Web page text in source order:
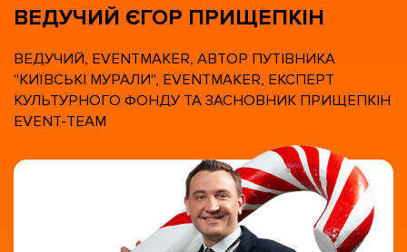
ВЕДУЧИЙ ЄГОР ПРИЩЕПКІН
ВЕДУЧИЙ, EVENTMAKER, АВТОР ПУТІВНИКА
"КИЇВСЬКІ МУРАЛИ", EVENTMAKER, ЕКСПЕРТ
КУЛЬТУРНОГО ФОНДУ ТА ЗАСНОВНИК ПРИЩЕПКІН
EVENT-TEAM